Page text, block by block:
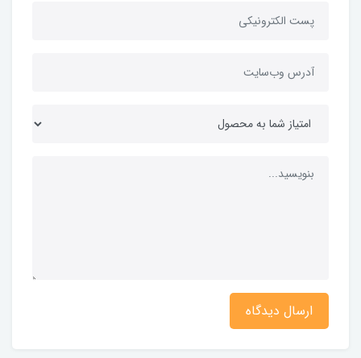
ارسال دیدگاه